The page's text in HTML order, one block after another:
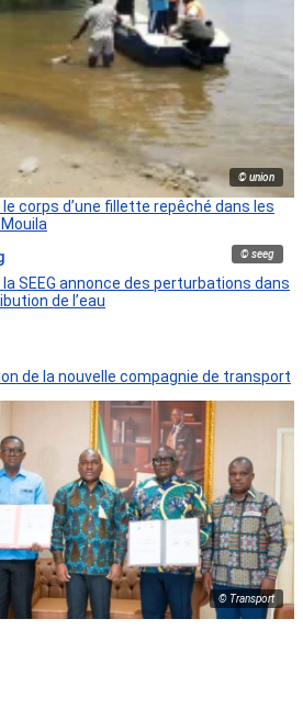
© union
le corps d’une fillette repêché dans les
© seeg
la SEEG annonce des perturbations dans
de l’eau
de la nouvelle compagnie de transport
© Transport